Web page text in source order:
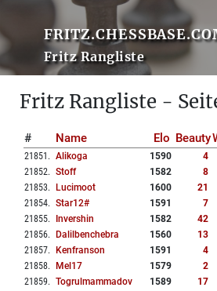
Fritz Rangliste
Fritz Rangliste -
# Name Elo Beauty
21851 . Alikoga 1590 4
21852. Stoff 1582 8
21853. Lucimoot 1600 21
21854. Star12# 1591 7
21855. Invershin 1582 42
21856. Dalilbenchebra 1560 13
21857. Kenfranson 1591 4
21858. Mel17 1579 2
21859. Togrulmammadov 1589 17